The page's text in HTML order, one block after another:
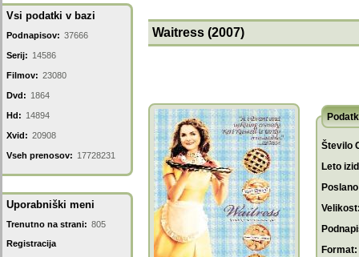
Vsi podatki v bazi
Podnapisov: 37666
Serij: 14586
Filmov: 23080
Dvd: 1864
Hd: 14894
Xvid: 20908
Vseh prenosov: 17728231
Uporabniški meni
Trenutno na strani: 805
Registracija
Waitress (2007)
Število
Leto
Format: